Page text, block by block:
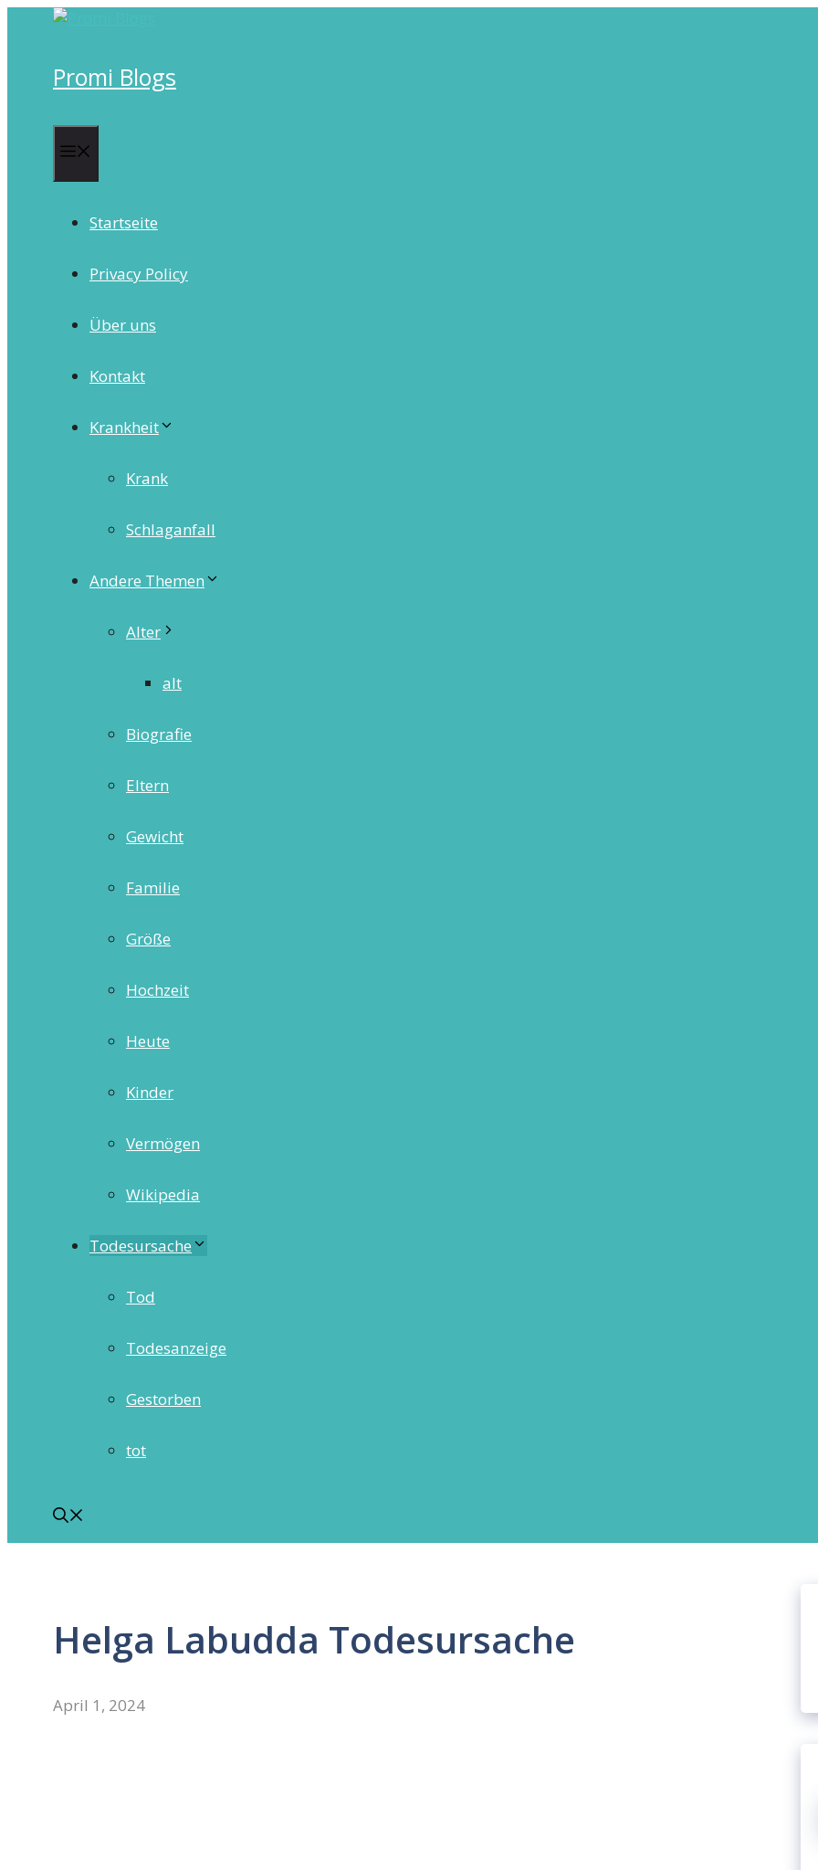
Promi Blogs
Startseite
Privacy Policy
Über uns
Kontakt
Krankheit
Krank
Schlaganfall
Andere Themen
Alter
alt
Biografie
Eltern
Gewicht
Familie
Größe
Hochzeit
Heute
Kinder
Vermögen
Wikipedia
Todesursache
Tod
Todesanzeige
Gestorben
tot
Helga Labudda Todesursache
April 1, 2024